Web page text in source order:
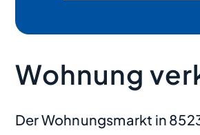
Wohnung
Der Wohnungsmarkt in